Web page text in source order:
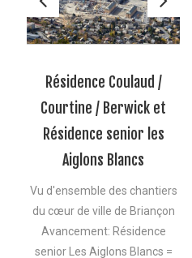
Résidence Coulaud /
Courtine / Berwick et
Résidence senior les
Aiglons Blancs
Vu d'ensemble des chantiers
du cœur de ville de Briançon
Avancement: Résidence
senior Les Aiglons Blancs =